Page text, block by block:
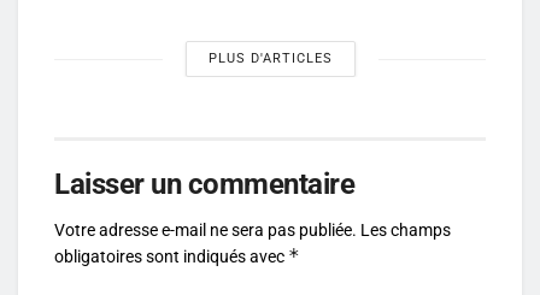
PLUS D'ARTICLES
Laisser un commentaire
Votre adresse e-mail ne sera pas publiée. Les champs
obligatoires sont indiqués avec *